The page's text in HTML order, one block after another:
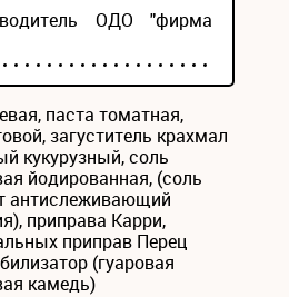
ОДО "фирма
паста томатная,
загуститель крахмал
кукурузный, соль
йодированная, (соль
антислеживающий
приправа Карри,
приправ Перец
(гуаровая
камедь)